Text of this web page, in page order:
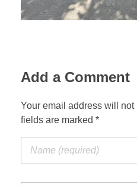
Add a Comment
Your email address will
fields are marked *